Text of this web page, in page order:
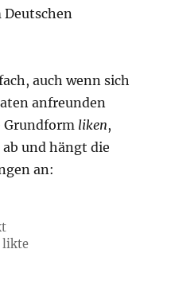
Deutschen
auch wenn sich
anfreunden
liken,
ab und hängt die
an:
likte